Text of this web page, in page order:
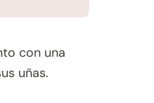
con una
uñas.